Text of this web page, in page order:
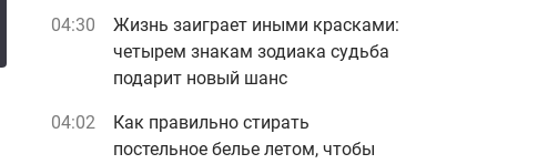
04:30
Жизнь заиграет иными красками:
четырем знакам зодиака судьба
подарит новый шанс
04:02
Как правильно стирать
постельное белье летом, чтобы